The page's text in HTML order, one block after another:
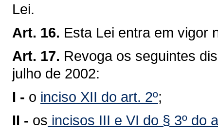
Lei.
Art. 16. Esta Lei entra em vigor
Art. 17. Revoga os seguintes
julho de 2002:
I - o inciso XII do art. 2º;
II - os incisos III e VI do § 3º do